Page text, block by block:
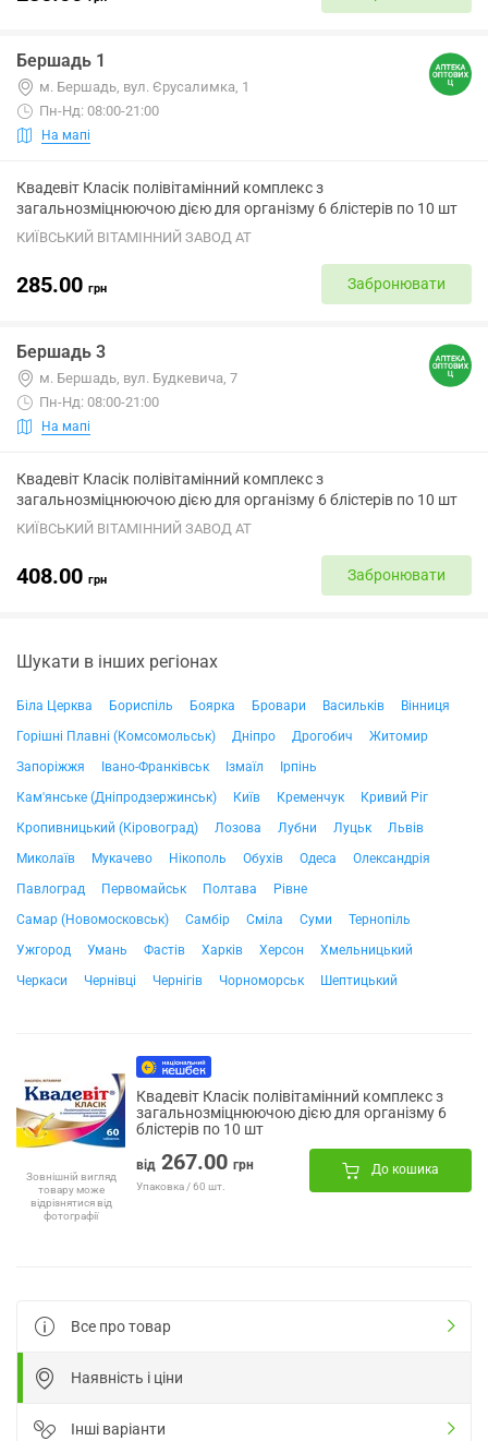
Бершадь 1
м. Бершадь, вул. Єрусалимка, 1
Пн-Нд: 08:00-21:00
На мапі
Квадевіт Класік полівітамінний комплекс з
загальнозміцнюючою дією для організму 6 блістерів по 10 шт
КИЇВСЬКИЙ ВІТАМІННИЙ ЗАВОД АТ
285.00 грн Забронювати
Бершадь 3
м. Бершадь, вул. Будкевича, 7
Пн-Нд: 08:00-21:00
На мапі
Квадевіт Класік полівітамінний комплекс з
загальнозміцнюючою дією для організму 6 блістерів по 10 шт
КИЇВСЬКИЙ ВІТАМІННИЙ ЗАВОД АТ
408.00 грн Забронювати
Шукати в інших регіонах
Біла Церква Бориспіль Боярка Бровари Васильків
Вінниця
Горішні Плавні (Комсомольськ)
Дніпро Дрогобич
Житомир
Запоріжжя
Івано-Франківськ Ізмаїл
Ірпінь
Кам'янське (Дніпродзержинськ)
Київ Кременчук
Кривий Ріг
Кропивницький (Кіровоград)
Лозова Лубни Луцьк
Львів
Миколаїв
Мукачево Нікополь Обухів Одеса
Олександрія
Павлоград
Первомайськ Полтава
Рівне
Самар (Новомосковськ)
Самбір Сміла Суми
Тернопіль
Ужгород
Умань Фастів Харків Херсон
Хмельницький
Черкаси
Чернівці Чернігів Чорноморськ Шептицький
Зовнішній вигляд
товару може
відрізнятися від
фотографії
Квадевіт Класік полівітамінний комплекс з
загальнозміцнюючою дією для організму 6
блістерів по 10 шт
від 267.00 грн
Упаковка / 60 шт.
До кошика
Все про товар
Наявність і ціни
Інші варіанти